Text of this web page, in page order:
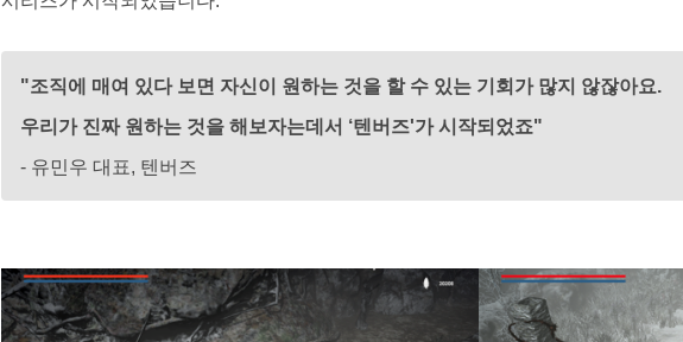
"조직에 매여 있다 보면 자신이 원하는 것을 할 수 있는 기회가 많지 않잖아요.
우리가 진짜 원하는 것을 해보자는데서 ‘텐버즈'
- 유민우 대표, 텐버즈